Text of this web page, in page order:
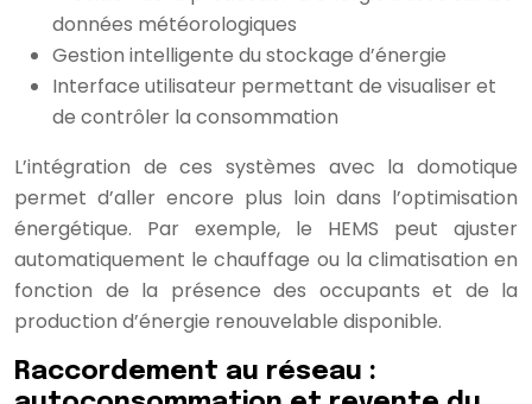
données météorologiques
Gestion intelligente du stockage d’énergie
Interface utilisateur permettant de visualiser et
de contrôler la consommation
L’intégration de ces systèmes avec la domotique
permet d’aller encore plus loin dans l’optimisation
énergétique. Par exemple, le HEMS peut ajuster
automatiquement le chauffage ou la climatisation en
fonction de la présence des occupants et de la
production d’énergie renouvelable disponible.
Raccordement au réseau :